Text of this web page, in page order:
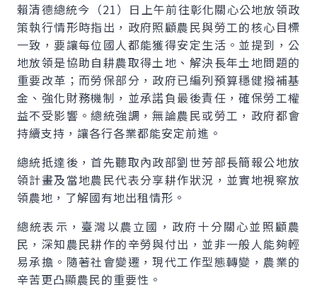
賴清德總統今（21）日上午前往彰化關心公地放領政
策執行情形時指出，政府照顧農民與勞工的核心目標
一致，要讓每位國人都能獲得安定生活。並提到，公
地放領是協助自耕農取得土地、解決長年土地問題的
重要改革；而勞保部分，政府已編列預算穩健撥補基
金、強化財務機制，並承諾負最後責任，確保勞工權
益不受影響。總統強調，無論農民或勞工，政府都會
持續支持，讓各行各業都能安定前進。
總統抵達後，首先聽取內政部劉世芳部長簡報公地放
領計畫及當地農民代表分享耕作狀況，並實地視察放
領農地，了解國有地出租情形。
總統表示，臺灣以農立國，政府十分關心並照顧農
民，深知農民耕作的辛勞與付出，並非一般人能夠輕
易承擔。隨著社會變遷，現代工作型態轉變，農業的
辛苦更凸顯農民的重要性。